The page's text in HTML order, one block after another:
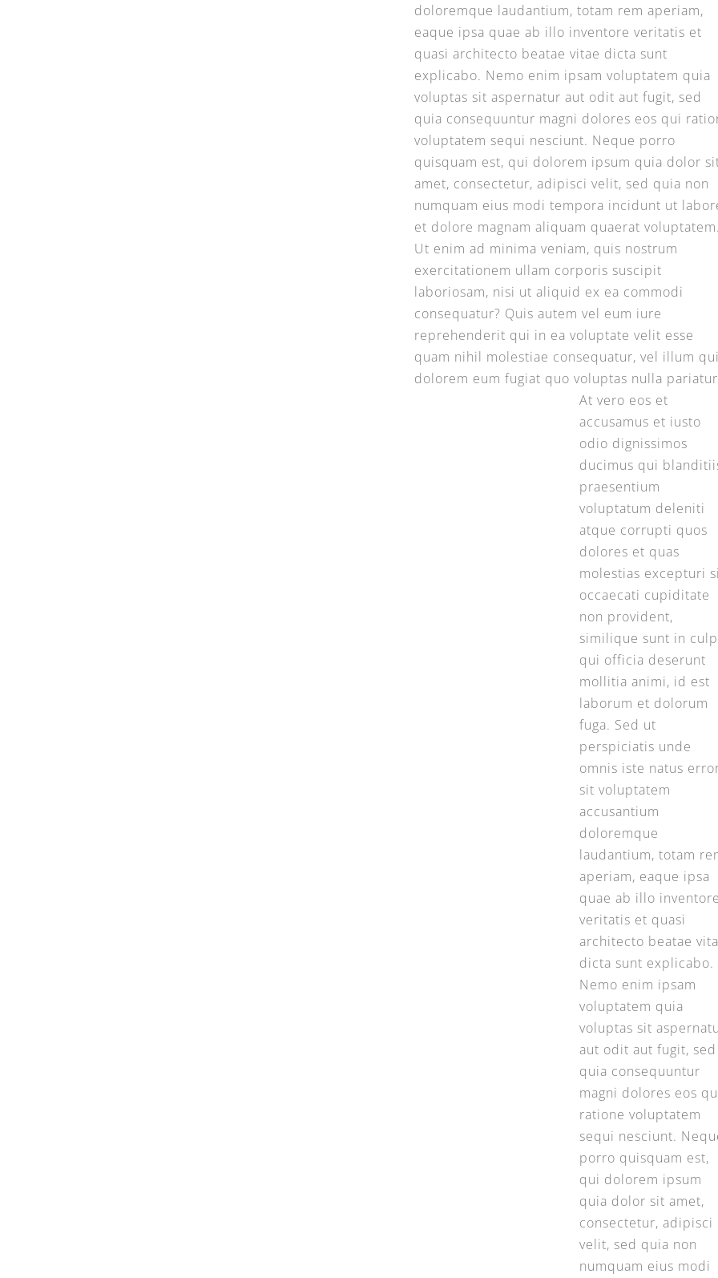
doloremque laudantium, totam rem aperiam,
eaque ipsa quae ab illo inventore veritatis et
quasi architecto beatae vitae dicta sunt
explicabo. Nemo enim ipsam voluptatem quia
voluptas sit aspernatur aut odit aut fugit, sed
quia consequuntur magni dolores eos qui
voluptatem sequi nesciunt. Neque porro
quisquam est, qui dolorem ipsum quia dolor
amet, consectetur, adipisci velit, sed quia non
numquam eius modi tempora incidunt ut
et dolore magnam aliquam quaerat voluptatem.
Ut enim ad minima veniam, quis nostrum
exercitationem ullam corporis suscipit
laboriosam, nisi ut aliquid ex ea commodi
consequatur? Quis autem vel eum iure
reprehenderit qui in ea voluptate velit esse
quam nihil molestiae consequatur, vel illum qui
dolorem eum fugiat quo voluptas nulla
At vero eos et
accusamus et iusto
odio dignissimos
ducimus qui
praesentium
voluptatum deleniti
atque corrupti quos
dolores et quas
molestias excepturi
occaecati cupiditate
non provident,
similique sunt in
qui officia deserunt
mollitia animi, id est
laborum et dolorum
fuga. Sed ut
perspiciatis unde
omnis iste natus
sit voluptatem
accusantium
doloremque
laudantium, totam
aperiam, eaque ipsa
quae ab illo inventore
veritatis et quasi
architecto beatae
dicta sunt explicabo.
Nemo enim ipsam
voluptatem quia
voluptas sit
aut odit aut fugit, sed
quia consequuntur
magni dolores eos
ratione voluptatem
sequi nesciunt.
porro quisquam est,
qui dolorem ipsum
quia dolor sit amet,
consectetur, adipisci
velit, sed quia non
numquam eius modi